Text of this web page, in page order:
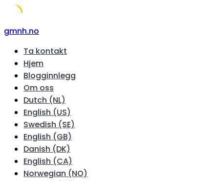
Skip
content
gmnh.no
Ta kontakt
Hjem
Blogginnlegg
Om oss
Dutch (NL)
English (US)
Swedish (SE)
English (GB)
Danish (DK)
English (CA)
Norwegian (NO)